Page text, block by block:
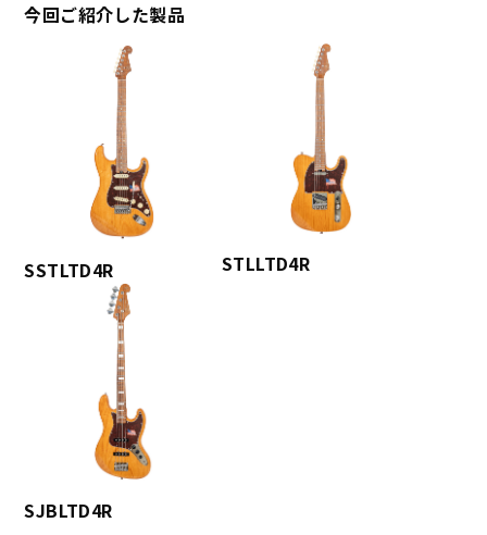
今回ご紹介した製品
SSTLTD4R STLLTD4R
SJBLTD4R